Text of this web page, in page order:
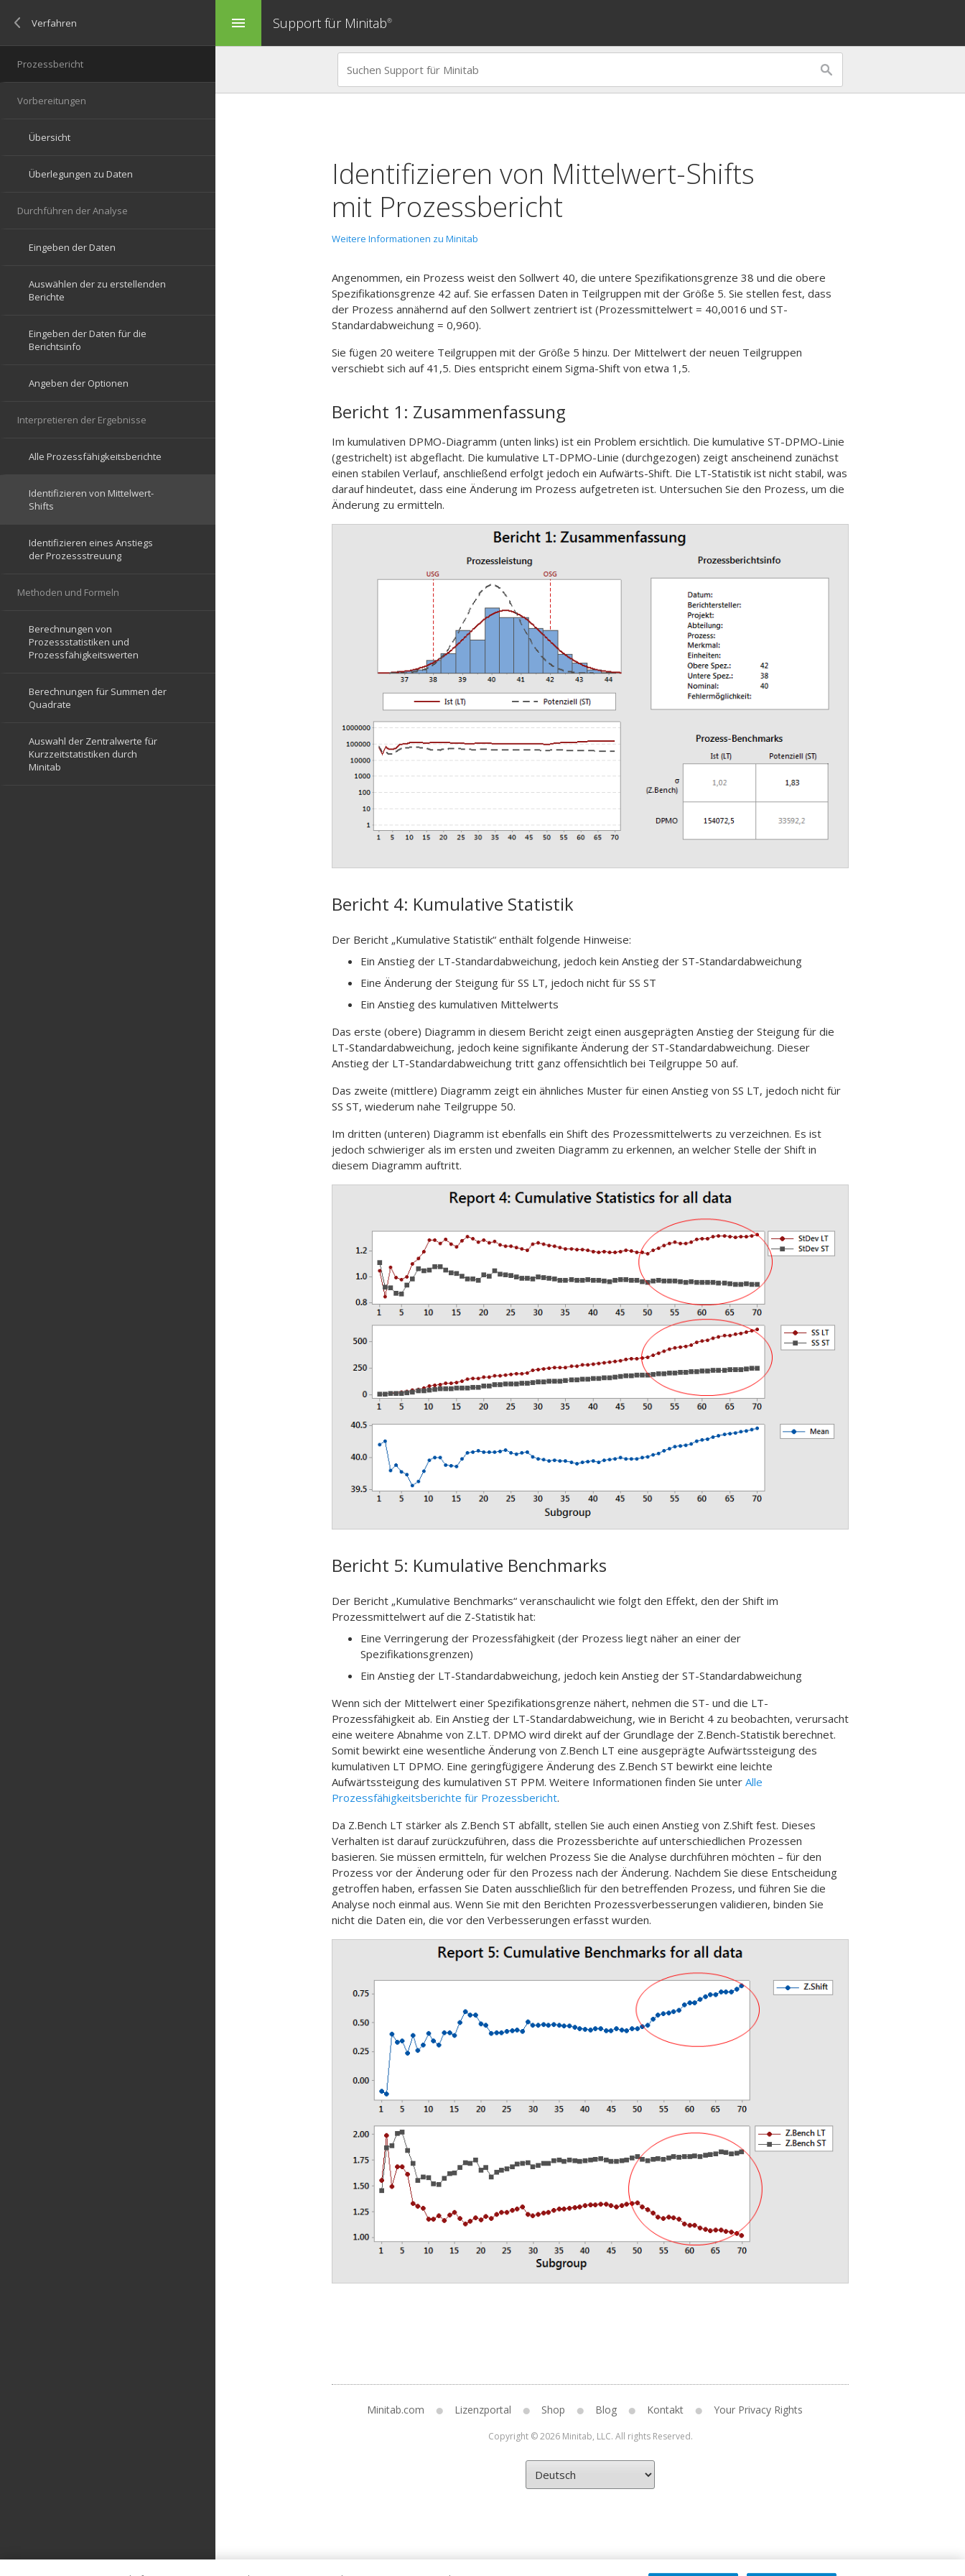
menu Support für Minitab®
Identifizieren von Mittelwert-Shifts
mit Prozessbericht
Weitere Informationen zu Minitab
Angenommen, ein Prozess weist den Sollwert 40, die untere Spezifikationsgrenze 38 und die obere
Spezifikationsgrenze 42 auf. Sie erfassen Daten in Teilgruppen mit der Größe 5. Sie stellen fest, dass
der Prozess annähernd auf den Sollwert zentriert ist (Prozessmittelwert = 40,0016 und ST-
Standardabweichung = 0,960).
Sie fügen 20 weitere Teilgruppen mit der Größe 5 hinzu. Der Mittelwert der neuen Teilgruppen
verschiebt sich auf 41,5. Dies entspricht einem Sigma-Shift von etwa 1,5.
Bericht 1: Zusammenfassung
Im kumulativen DPMO-Diagramm (unten links) ist ein Problem ersichtlich. Die kumulative ST-DPMO-Linie
(gestrichelt) ist abgeflacht. Die kumulative LT-DPMO-Linie (durchgezogen) zeigt anscheinend zunächst
einen stabilen Verlauf, anschließend erfolgt jedoch ein Aufwärts-Shift. Die LT-Statistik ist nicht stabil, was
darauf hindeutet, dass eine Änderung im Prozess aufgetreten ist. Untersuchen Sie den Prozess, um die
Änderung zu ermitteln.
Bericht 4: Kumulative Statistik
Der Bericht „Kumulative Statistik“ enthält folgende Hinweise:
Ein Anstieg der LT-Standardabweichung, jedoch kein Anstieg der ST-Standardabweichung
Eine Änderung der Steigung für SS LT, jedoch nicht für SS ST
Ein Anstieg des kumulativen Mittelwerts
Das erste (obere) Diagramm in diesem Bericht zeigt einen ausgeprägten Anstieg der Steigung für die
LT-Standardabweichung, jedoch keine signifikante Änderung der ST-Standardabweichung. Dieser
Anstieg der LT-Standardabweichung tritt ganz offensichtlich bei Teilgruppe 50 auf.
Das zweite (mittlere) Diagramm zeigt ein ähnliches Muster für einen Anstieg von SS LT, jedoch nicht für
SS ST, wiederum nahe Teilgruppe 50.
Im dritten (unteren) Diagramm ist ebenfalls ein Shift des Prozessmittelwerts zu verzeichnen. Es ist
jedoch schwieriger als im ersten und zweiten Diagramm zu erkennen, an welcher Stelle der Shift in
diesem Diagramm auftritt.
Bericht 5: Kumulative Benchmarks
Der Bericht „Kumulative Benchmarks“ veranschaulicht wie folgt den Effekt, den der Shift im
Prozessmittelwert auf die Z-Statistik hat:
Eine Verringerung der Prozessfähigkeit (der Prozess liegt näher an einer der
Spezifikationsgrenzen)
Ein Anstieg der LT-Standardabweichung, jedoch kein Anstieg der ST-Standardabweichung
Wenn sich der Mittelwert einer Spezifikationsgrenze nähert, nehmen die ST- und die LT-
Prozessfähigkeit ab. Ein Anstieg der LT-Standardabweichung, wie in Bericht 4 zu beobachten, verursacht
eine weitere Abnahme von Z.LT. DPMO wird direkt auf der Grundlage der Z.Bench-Statistik berechnet.
Somit bewirkt eine wesentliche Änderung von Z.Bench LT eine ausgeprägte Aufwärtssteigung des
kumulativen LT DPMO. Eine geringfügigere Änderung des Z.Bench ST bewirkt eine leichte
Aufwärtssteigung des kumulativen ST PPM. Weitere Informationen finden Sie unter Alle
Prozessfähigkeitsberichte für Prozessbericht.
Da Z.Bench LT stärker als Z.Bench ST abfällt, stellen Sie auch einen Anstieg von Z.Shift fest. Dieses
Verhalten ist darauf zurückzuführen, dass die Prozessberichte auf unterschiedlichen Prozessen
basieren. Sie müssen ermitteln, für welchen Prozess Sie die Analyse durchführen möchten – für den
Prozess vor der Änderung oder für den Prozess nach der Änderung. Nachdem Sie diese Entscheidung
getroffen haben, erfassen Sie Daten ausschließlich für den betreffenden Prozess, und führen Sie die
Analyse noch einmal aus. Wenn Sie mit den Berichten Prozessverbesserungen validieren, binden Sie
nicht die Daten ein, die vor den Verbesserungen erfasst wurden.
Minitab.com Lizenzportal Shop Blog Kontakt Your Privacy Rights
Copyright © 2026 Minitab, LLC. All rights Reserved.